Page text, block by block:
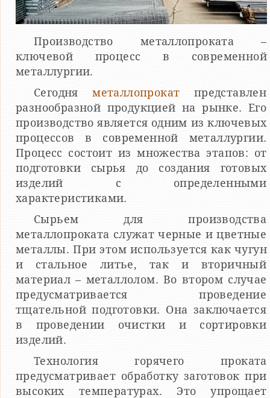
Производство металлопроката –
ключевой процесс в современной
металлургии.
Сегодняметаллопрокат представлен
разнообразной продукцией на рынке. Его
производство является одним из ключевых
процессов в современной металлургии.
Процесс состоит из множества этапов: от
подготовки сырья до создания готовых
изделий с определенными
характеристиками.
Сырьем для производства
металлопроката служат черные и цветные
металлы. При этом используется как чугун
и стальное литье, так и вторичный
материал – металлолом. Во втором случае
предусматривается проведение
тщательной подготовки. Она заключается
в проведении очистки и сортировки
изделий.
Технология горячего проката
предусматривает обработку заготовок при
высоких температурах. Это упрощает